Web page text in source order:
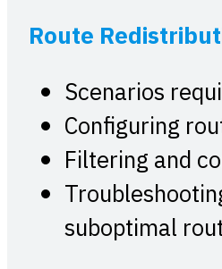
Route
Scenarios
Configuring
Filtering and
suboptimal